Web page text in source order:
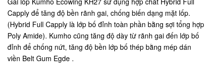
Capply để tăng độ bền rãnh gai, chống biến dạng mặt lốp.
(Hybrid Full Capply là lớp bố đỉnh toàn phần bằng sợi tổng hợp
Poly Amide). Kumho cũng tăng độ dày từ rãnh gai đến lớp bố
đỉnh để chống nứt, tăng độ bền lớp bố thép bằng mép dán
viền Belt Gum Egde .